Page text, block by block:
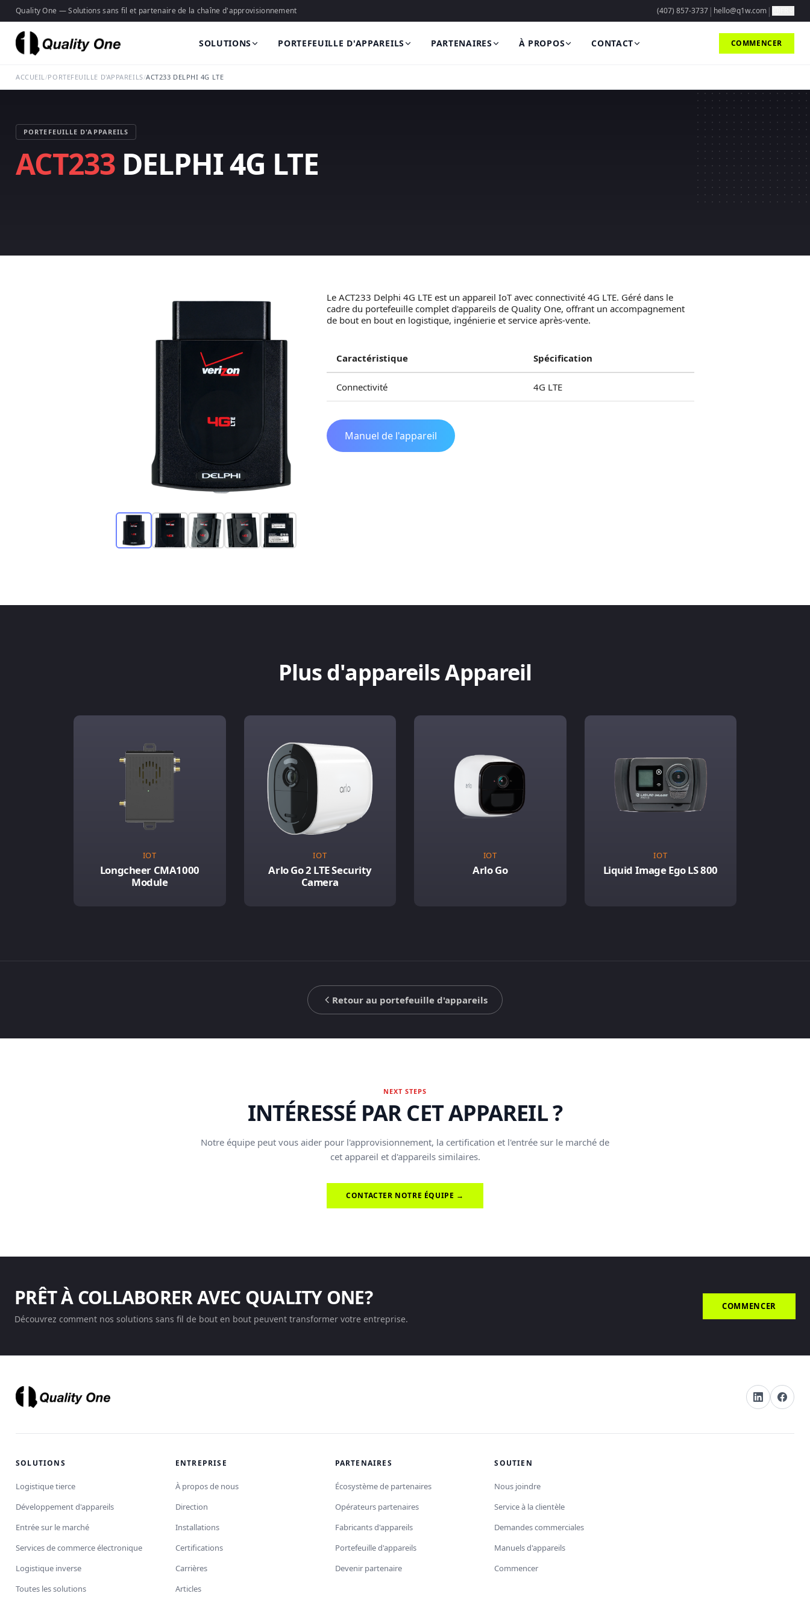
Quality One — Solutions sans fil et partenaire de la chaîne d'approvisionnement (407) 857-3737 | hello@q1w.com |
SOLUTIONS PORTEFEUILLE D'APPAREILS PARTENAIRES À PROPOS CONTACT COMMENCER
ACCUEIL/PORTEFEUILLE D'APPAREILS/ACT233 DELPHI 4G LTE
PORTEFEUILLE D'APPAREILS
ACT233DELPHI 4G LTE
Le ACT233 Delphi 4G LTE est un appareil IoT avec connectivité 4G LTE. Géré dans le
cadre du portefeuille complet d'appareils de Quality One, offrant un accompagnement
de bout en bout en logistique, ingénierie et service après-vente.
Caractéristique Spécification
Connectivité 4G LTE
Manuel de l'appareil
Plus d'appareils Appareil
IOT
Longcheer CMA1000
Module
IOT
Arlo Go 2 LTE Security
Camera
IOT
Arlo Go
IOT
Liquid Image Ego LS 800
Retour au portefeuille d'appareils
NEXT STEPS
INTÉRESSÉ PAR CET APPAREIL ?
Notre équipe peut vous aider pour l'approvisionnement, la certification et l'entrée sur le marché de
cet appareil et d'appareils similaires.
CONTACTER NOTRE ÉQUIPE →
PRÊT À COLLABORER AVEC QUALITY ONE?
Découvrez comment nos solutions sans fil de bout en bout peuvent transformer votre entreprise.
COMMENCER
SOLUTIONS
Logistique tierce
Développement d'appareils
Entrée sur le marché
Services de commerce électronique
Logistique inverse
Toutes les solutions
ENTREPRISE
À propos de nous
Direction
Installations
Certifications
Carrières
Articles
PARTENAIRES
Écosystème de partenaires
Opérateurs partenaires
Fabricants d'appareils
Portefeuille d'appareils
Devenir partenaire
SOUTIEN
Nous joindre
Service à la clientèle
Demandes commerciales
Manuels d'appareils
Commencer